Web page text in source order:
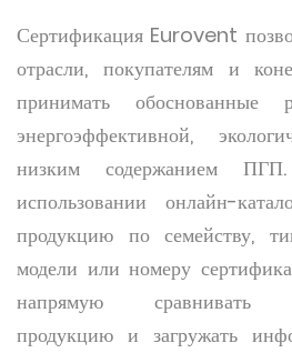
Сертификация Eurovent
отрасли, покупателям и
принимать
энергоэффективной,
низким содержанием
использовании онлайн-
продукцию по семейству,
модели или номеру
напрямую сравнивать
продукцию и загружать